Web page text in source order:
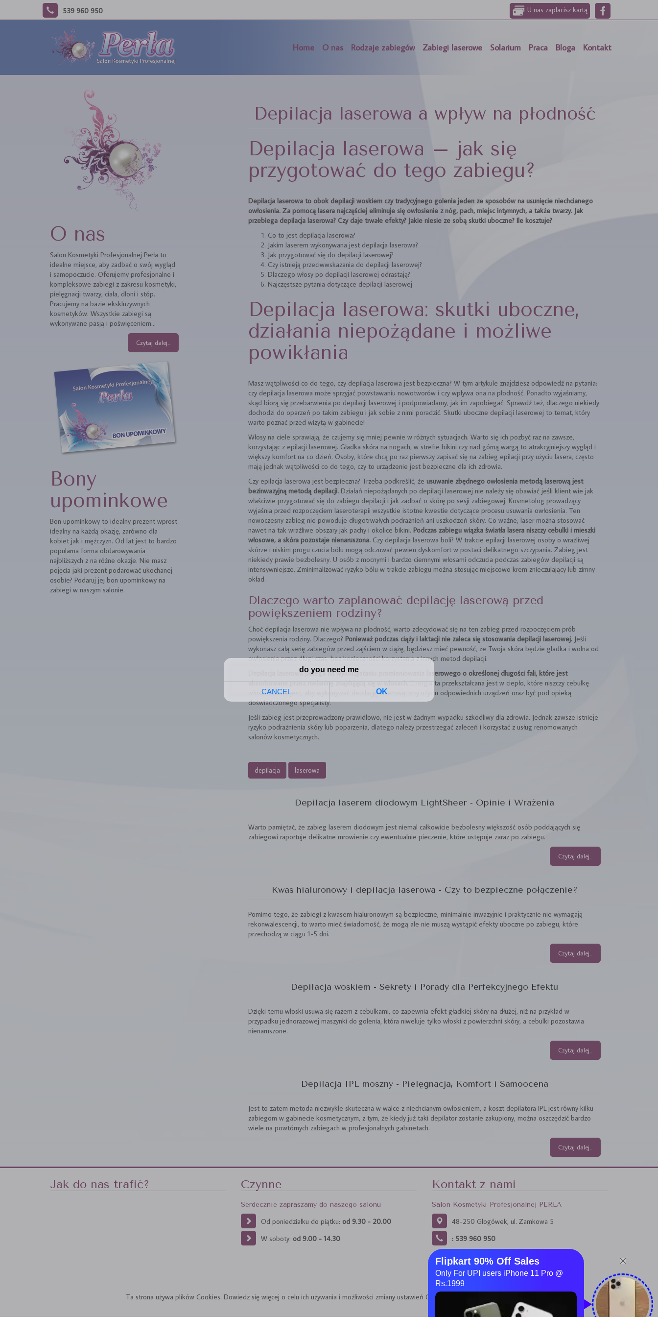
U nas zapłacisz kartą
539 960 950
Home O nas Rodzaje zabiegów Zabiegi laserowe Solarium Praca Bloga Kontakt
O nas
Salon Kosmetyki Profesjonalnej Perła to
idealne miejsce, aby zadbać o swój wygląd
i samopoczucie. Oferujemy profesjonalne i
kompleksowe zabiegi z zakresu kosmetyki,
pielęgnacji twarzy, ciała, dłoni i stóp.
Pracujemy na bazie ekskluzywnych
kosmetyków. Wszystkie zabiegi są
wykonywane pasją i poświęceniem...
Czytaj dalej...
Bony
upominkowe
Bon upominkowy to idealny prezent wprost
idealny na każdą okazję, zarówno dla
kobiet jak i mężczyzn. Od lat jest to bardzo
popularna forma obdarowywania
najbliższych z na różne okazje. Nie masz
pojęcia jaki prezent podarować ukochanej
osobie? Podaruj jej bon upominkowy na
zabiegi w naszym salonie.
Depilacja laserowa a wpływ na płodność
Depilacja laserowa – jak się
przygotować do tego zabiegu?
Depilacja laserowa to obok depilacji woskiem czy tradycyjnego golenia jeden ze sposobów na usunięcie niechcianego
owłosienia. Za pomocą lasera najczęściej eliminuje się owłosienie z nóg, pach, miejsc intymnych, a także twarzy. Jak
przebiega depilacja laserowa? Czy daje trwałe efekty? Jakie niesie ze sobą skutki uboczne? Ile kosztuje?
Co to jest depilacja laserowa?
Jakim laserem wykonywana jest depilacja laserowa?
Jak przygotować się do depilacji laserowej?
Czy istnieją przeciwwskazania do depilacji laserowej?
Dlaczego włosy po depilacji laserowej odrastają?
Najczęstsze pytania dotyczące depilacji laserowej
Depilacja laserowa: skutki uboczne,
działania niepożądane i możliwe
powikłania
Masz wątpliwości co do tego, czy depilacja laserowa jest bezpieczna? W tym artykule znajdziesz odpowiedź na pytania:
czy depilacja laserowa może sprzyjać powstawaniu nowotworów i czy wpływa ona na płodność. Ponadto wyjaśniamy,
skąd biorą się przebarwienia po depilacji laserowej i podpowiadamy, jak im zapobiegać. Sprawdź też, dlaczego niekiedy
dochodzi do oparzeń po takim zabiegu i jak sobie z nimi poradzić. Skutki uboczne depilacji laserowej to temat, który
warto poznać przed wizytą w gabinecie!
Włosy na ciele sprawiają, że czujemy się mniej pewnie w różnych sytuacjach. Warto się ich pozbyć raz na zawsze,
korzystając z epilacji laserowej. Gładka skóra na nogach, w strefie bikini czy nad górną wargą to atrakcyjniejszy wygląd i
większy komfort na co dzień. Osoby, które chcą po raz pierwszy zapisać się na zabieg epilacji przy użyciu lasera, często
mają jednak wątpliwości co do tego, czy to urządzenie jest bezpieczne dla ich zdrowia.
Czy epilacja laserowa jest bezpieczna? Trzeba podkreślić, że usuwanie zbędnego owłosienia metodą laserową jest
bezinwazyjną metodą depilacji. Działań niepożądanych po depilacji laserowej nie należy się obawiać jeśli klient wie jak
właściwie przygotować się do zabiegu depilacji i jak zadbać o skórę po sesji zabiegowej. Kosmetolog prowadzący
wyjaśnia przed rozpoczęciem laseroterapii wszystkie istotne kwestie dotyczące procesu usuwania owłosienia. Ten
nowoczesny zabieg nie powoduje długotrwałych podrażnień ani uszkodzeń skóry. Co ważne, laser można stosować
nawet na tak wrażliwe obszary jak pachy i okolice bikini. Podczas zabiegu wiązka światła lasera niszczy cebulki i mieszki
włosowe, a skóra pozostaje nienaruszona. Czy depilacja laserowa boli? W trakcie epilacji laserowej osoby o wrażliwej
skórze i niskim progu czucia bólu mogą odczuwać pewien dyskomfort w postaci delikatnego szczypania. Zabieg jest
niekiedy prawie bezbolesny. U osób z mocnymi i bardzo ciemnymi włosami odczucia podczas zabiegów depilacji są
intensywniejsze. Zminimalizować ryzyko bólu w trakcie zabiegu można stosując miejscowo krem znieczulający lub zimny
okład.
Dlaczego warto zaplanować depilację laserową przed
powiększeniem rodziny?
Choć depilacja laserowa nie wpływa na płodność, warto zdecydować się na ten zabieg przed rozpoczęciem prób
powiększenia rodziny. Dlaczego? Ponieważ podczas ciąży i laktacji nie zaleca się stosowania depilacji laserowej. Jeśli
wykonasz całą serię zabiegów przed zajściem w ciążę, będziesz mieć pewność, że Twoja skóra będzie gładka i wolna od
owłosienia przez długi czas, bez konieczności korzystania z innych metod depilacji.
Depilacja laserowa polega na wykorzystaniu promieniowania laserowego o określonej długości fali, które jest
absorbowane przez melaninę znajdującą się w włosach.Energia ta przekształcana jest w ciepło, które niszczy cebulkę
włosa. Ważne jest, aby wykonywać depilację laserową przy użyciu odpowiednich urządzeń oraz być pod opieką
doświadczonego specjalisty.
Jeśli zabieg jest przeprowadzony prawidłowo, nie jest w żadnym wypadku szkodliwy dla zdrowia. Jednak zawsze istnieje
ryzyko podrażnienia skóry lub poparzenia, dlatego należy przestrzegać zaleceń i korzystać z usług renomowanych
salonów kosmetycznych.
depilacja laserowa
Depilacja laserem diodowym LightSheer - Opinie i Wrażenia
Warto pamiętać, że zabieg laserem diodowym jest niemal całkowicie bezbolesny większość osób poddających się
zabiegowi raportuje delikatne mrowienie czy ewentualnie pieczenie, które ustępuje zaraz po zabiegu.
Czytaj dalej...
Kwas hialuronowy i depilacja laserowa - Czy to bezpieczne połączenie?
Pomimo tego, że zabiegi z kwasem hialuronowym są bezpieczne, minimalnie inwazyjnie i praktycznie nie wymagają
rekonwalescencji, to warto mieć świadomość, że mogą ale nie muszą wystąpić efekty uboczne po zabiegu, które
przechodzą w ciągu 1-5 dni.
Czytaj dalej...
Depilacja woskiem - Sekrety i Porady dla Perfekcyjnego Efektu
Dzięki temu włoski usuwa się razem z cebulkami, co zapewnia efekt gładkiej skóry na dłużej, niż na przykład w
przypadku jednorazowej maszynki do golenia, która niweluje tylko włoski z powierzchni skóry, a cebulki pozostawia
nienaruszone.
Czytaj dalej...
Depilacja IPL moszny - Pielęgnacja, Komfort i Samoocena
Jest to zatem metoda niezwykle skuteczna w walce z niechcianym owłosieniem, a koszt depilatora IPL jest równy kilku
zabiegom w gabinecie kosmetycznym, z tym, że kiedy już taki depilator zostanie zakupiony, można oszczędzić bardzo
wiele na powtórnych zabiegach w profesjonalnych gabinetach.
Czytaj dalej...
Jak do nas trafić? Czynne
Serdecznie zapraszamy do naszego salonu
Od poniedziałku do piątku: od 9.30 - 20.00
W soboty: od 9.00 - 14.30
Kontakt z nami
Salon Kosmetyki Profesjonalnej PERŁA
48-250 Głogówek, ul. Zamkowa 5
: 539 960 950
Ta strona używa plików Cookies. Dowiedz się więcej o celu ich używania i możliwości zmiany ustawień Cookies w przeglądarce. Kliknij tutaj.